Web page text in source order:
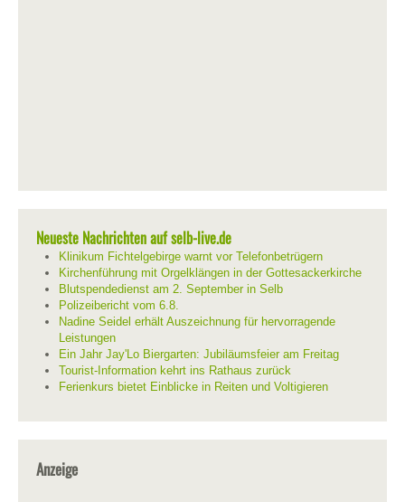
Neueste Nachrichten auf selb-live.de
Klinikum Fichtelgebirge warnt vor Telefonbetrügern
Kirchenführung mit Orgelklängen in der Gottesackerkirche
Blutspendedienst am 2. September in Selb
Polizeibericht vom 6.8.
Nadine Seidel erhält Auszeichnung für hervorragende
Leistungen
Ein Jahr Jay'Lo Biergarten: Jubiläumsfeier am Freitag
Tourist-Information kehrt ins Rathaus zurück
Ferienkurs bietet Einblicke in Reiten und Voltigieren
Anzeige